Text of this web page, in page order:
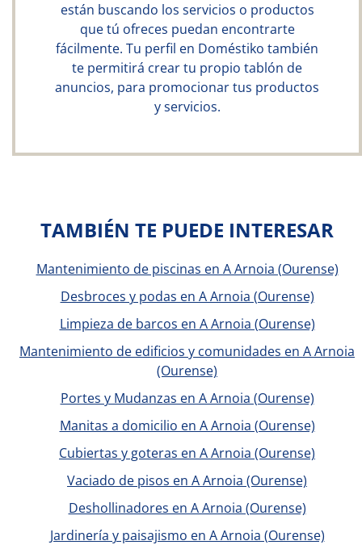
están buscando los servicios o productos
que tú ofreces puedan encontrarte
fácilmente. Tu perfil en Doméstiko también
te permitirá crear tu propio tablón de
anuncios, para promocionar tus productos
y servicios.
TAMBIÉN TE PUEDE INTERESAR
Mantenimiento de piscinas en A Arnoia (Ourense)
Desbroces y podas en A Arnoia (Ourense)
Limpieza de barcos en A Arnoia (Ourense)
Mantenimiento de edificios y comunidades en A Arnoia
(Ourense)
Portes y Mudanzas en A Arnoia (Ourense)
Manitas a domicilio en A Arnoia (Ourense)
Cubiertas y goteras en A Arnoia (Ourense)
Vaciado de pisos en A Arnoia (Ourense)
Deshollinadores en A Arnoia (Ourense)
Jardinería y paisajismo en A Arnoia (Ourense)